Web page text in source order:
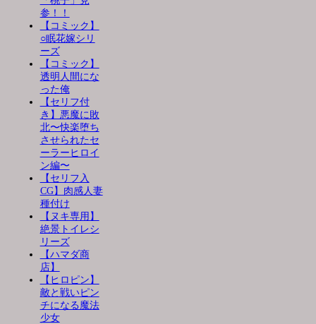
参！！
【コミック】
○眠花嫁シリ
ーズ
【コミック】
透明人間にな
った俺
【セリフ付
き】悪魔に敗
北〜快楽堕ち
させられたセ
ーラーヒロイ
ン編〜
【セリフ入
CG】肉感人妻
種付け
【ヌキ専用】
絶景トイレシ
リーズ
【ハマダ商
店】
【ヒロピン】
敵と戦いピン
チになる魔法
少女